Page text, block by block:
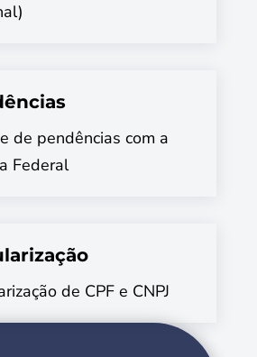
de pendências com a
Federal
de CPF e CNPJ